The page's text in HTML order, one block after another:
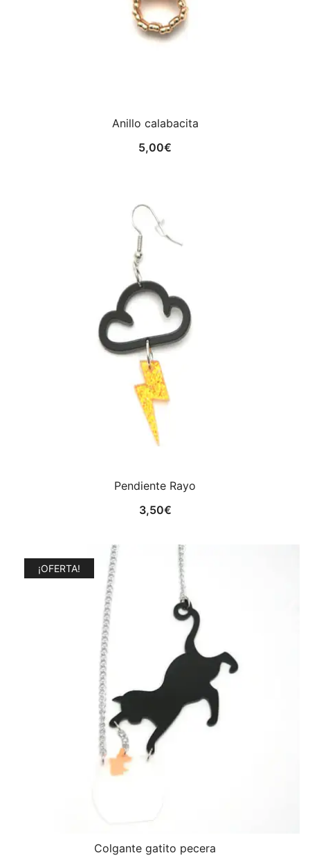
Anillo calabacita
5,00€
Pendiente Rayo
3,50€
¡OFERTA!
Colgante gatito pecera